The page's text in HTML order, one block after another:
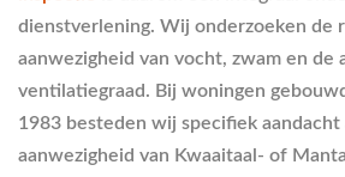
dienstverlening. Wij onderzoeken de
aanwezigheid van vocht, zwam en de
ventilatiegraad. Bij woningen
1983 besteden wij specifiek aandacht
aanwezigheid van Kwaaitaal- of